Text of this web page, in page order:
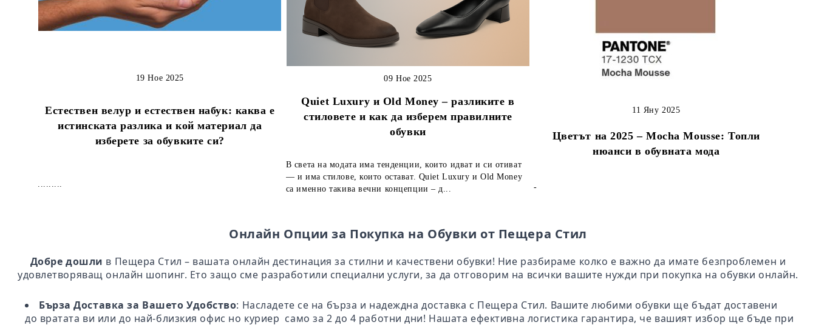
Естествен велур и естествен набук: каква е
истинската разлика и кой материал да
изберете за обувките си?
19 Ное 2025
Quiet Luxury и Old Money – разликите в
стиловете и как да изберем правилните
обувки
09 Ное 2025
В света на модата има тенденции, които идват и си отиват
— и има стилове, които остават. Quiet Luxury и Old Money
са именно такива вечни концепции – д...
Цветът на 2025 – Mocha Mousse: Топли
нюанси в обувната мода
11 Яну 2025
-
Онлайн Опции за Покупка на Обувки от Пещера Стил
Добре дошли в Пещера Стил – вашата онлайн дестинация за стилни и качествени обувки! Ние разбираме колко е важно да имате безпроблемен и
удовлетворяващ онлайн шопинг. Ето защо сме разработили специални услуги, за да отговорим на всички вашите нужди при покупка на обувки онлайн.
Бърза Доставка за Вашето Удобство: Насладете се на бърза и надеждна доставка с Пещера Стил. Вашите любими обувки ще бъдат доставени
до вратата ви или до най-близкия офис но куриер само за 2 до 4 работни дни! Нашата ефективна логистика гарантира, че вашият избор ще бъде при